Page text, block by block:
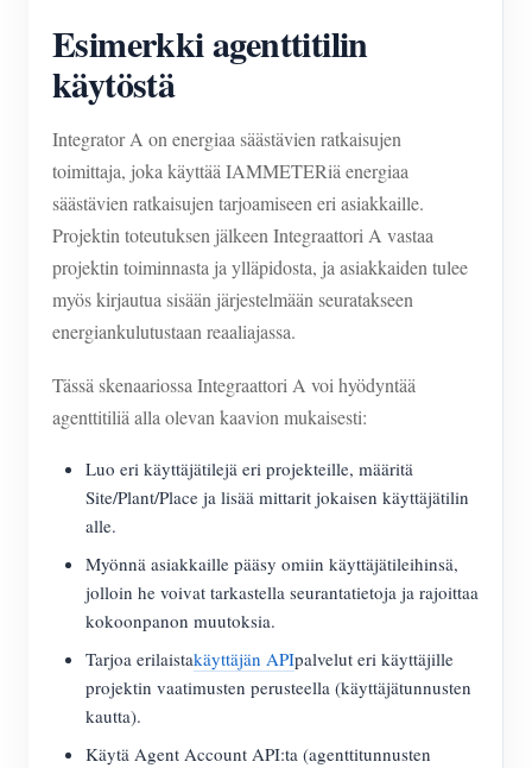
Esimerkki agenttitilin
käytöstä
Integrator A on energiaa säästävien ratkaisujen
toimittaja, joka käyttää IAMMETERiä energiaa
säästävien ratkaisujen tarjoamiseen eri asiakkaille.
Projektin toteutuksen jälkeen Integraattori A vastaa
projektin toiminnasta ja ylläpidosta, ja asiakkaiden tulee
myös kirjautua sisään järjestelmään seuratakseen
energiankulutustaan reaaliajassa.
Tässä skenaariossa Integraattori A voi hyödyntää
agenttitiliä alla olevan kaavion mukaisesti:
Luo eri käyttäjätilejä eri projekteille, määritä
Site/Plant/Place ja lisää mittarit jokaisen käyttäjätilin
alle.
Myönnä asiakkaille pääsy omiin käyttäjätileihinsä,
jolloin he voivat tarkastella seurantatietoja ja rajoittaa
kokoonpanon muutoksia.
Tarjoa erilaistakäyttäjän APIpalvelut eri käyttäjille
projektin vaatimusten perusteella (käyttäjätunnusten
kautta).
Käytä Agent Account API:ta (agenttitunnusten